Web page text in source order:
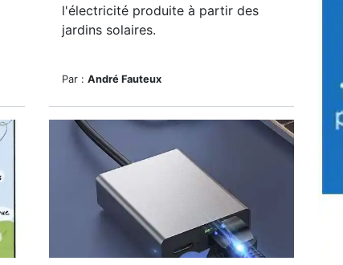
l'électricité produite à partir des
jardins solaires.
Par : André Fauteux